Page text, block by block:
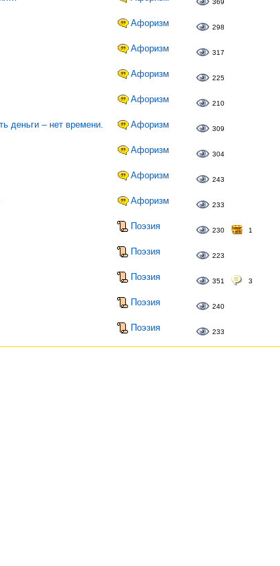
369
Афоризм 298
Афоризм 317
Афоризм 225
Афоризм 210
деньги – нет времени. Афоризм 309
Афоризм 304
Афоризм 243
Афоризм 233
Поэзия 230 1
Поэзия 223
Поэзия 351 3
Поэзия 240
Поэзия 233